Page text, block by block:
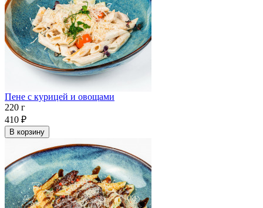
Пене с курицей и овощами
220 г
410 ₽
В корзину